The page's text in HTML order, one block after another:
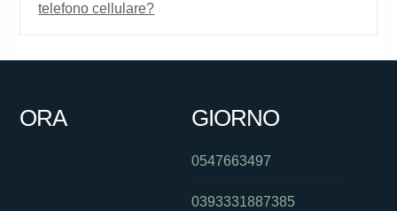
telefono cellulare?
ORA GIORNO
0547663497
0393331887385